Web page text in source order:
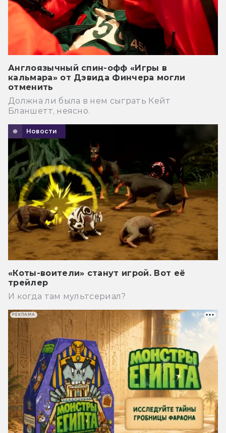
Англоязычный спин-офф «Игры в
кальмара» от Дэвида Финчера могли
отменить
Должна ли была в нем сыграть Кейт
Бланшетт, неясно.
Новости
«Коты-воители» станут игрой. Вот её
трейлер
И когда там мультсериал?
РЕКЛАМА